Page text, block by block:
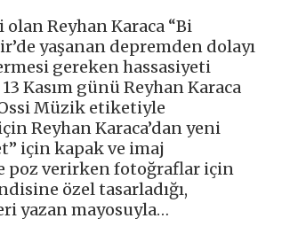
Reyhan Karaca “Bi
yaşanan depremden dolayı
gereken hassasiyeti
Kasım günü Reyhan Karaca
Ossi Müzik etiketiyle
Reyhan Karaca’dan yeni
için kapak ve imaj
poz verirken fotoğraflar için
özel tasarladığı,
yazan mayosuyla…